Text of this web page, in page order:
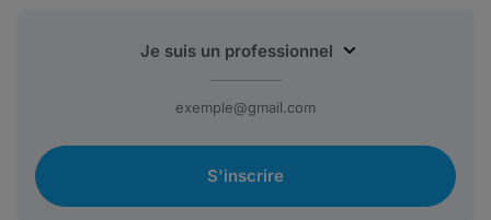
S'inscrire